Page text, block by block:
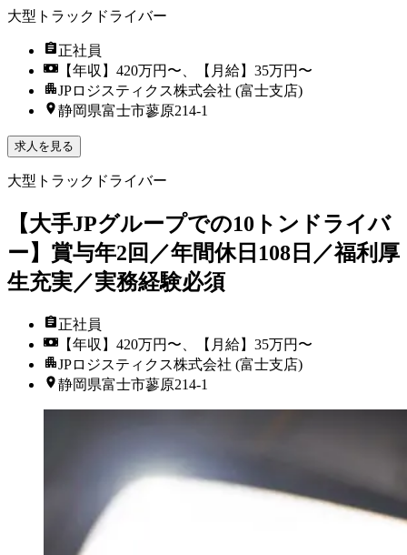
大型トラックドライバー
正社員
【年収】420万円〜、【月給】35万円〜
JPロジスティクス株式会社 (富士支店)
静岡県富士市蓼原214-1
求人を見る
大型トラックドライバー
【大手JPグループでの10トンドライバ
ー】賞与年2回／年間休日108日／福利厚
生充実／実務経験必須
正社員
【年収】420万円〜、【月給】35万円〜
JPロジスティクス株式会社 (富士支店)
静岡県富士市蓼原214-1